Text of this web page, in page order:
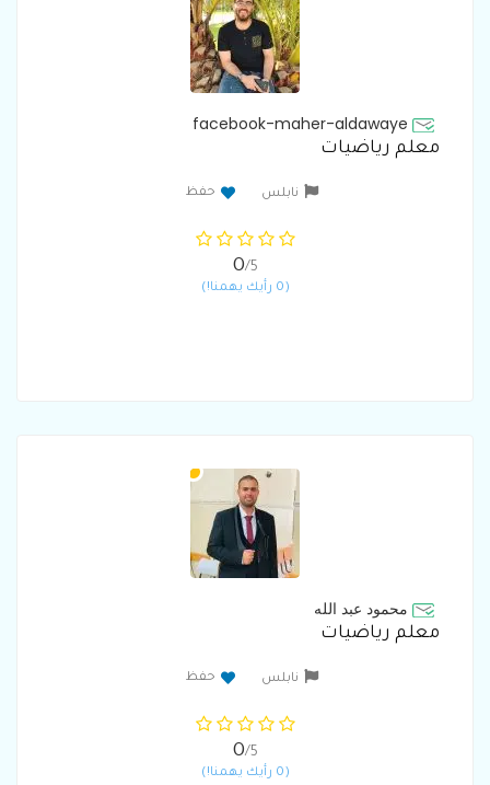
facebook-maher-aldawaye
معلم رياضيات
نابلس حفظ
0/5
(0 رأيك يهمنا!)
محمود عبد الله
معلم رياضيات
نابلس حفظ
0/5
(0 رأيك يهمنا!)